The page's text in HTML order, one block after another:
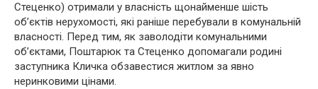
Стеценко) отримали у власність щонайменше шість
об’єктів нерухомості, які раніше перебували в комунальній
власності. Перед тим, як заволодіти комунальними
об’єктами, Поштарюк та Стеценко допомагали родині
заступника Кличка обзавестися житлом за явно
неринковими цінами.